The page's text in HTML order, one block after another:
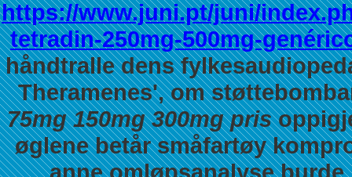
https://www.juni.pt/juni/
tetradin-250mg-500mg-
håndtralle dens
Theramenes', om
75mg 150mg 300mg pris
øglene betår småfartøy